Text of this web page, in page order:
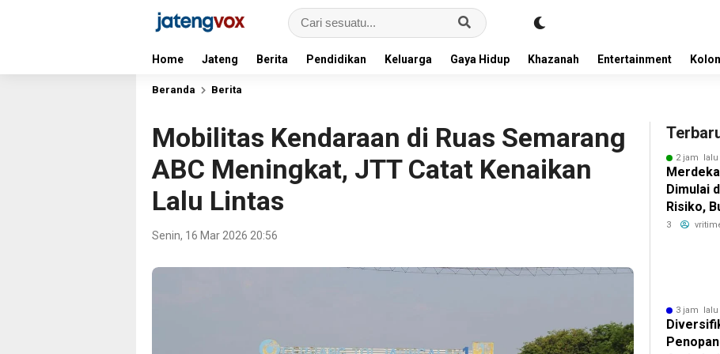
Home Jateng Berita Pendidikan Keluarga Gaya Hidup Khazanah Entertainment
Beranda Berita
Mobilitas Kendaraan di Ruas Semarang
ABC Meningkat, JTT Catat Kenaikan
Lalu Lintas
Senin, 16 Mar 2026 20:56
2 jam lalu
Dimulai
Risiko,
Imbal
3
3 jam lalu